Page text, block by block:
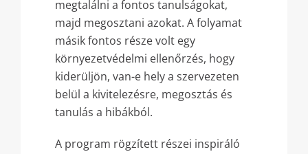
megtalálni a fontos tanulságokat,
majd megosztani azokat. A folyamat
másik fontos része volt egy
környezetvédelmi ellenőrzés, hogy
kiderüljön, van-e hely a szervezeten
belül a kivitelezésre, megosztás és
tanulás a hibákból.
A program rögzített részei inspiráló